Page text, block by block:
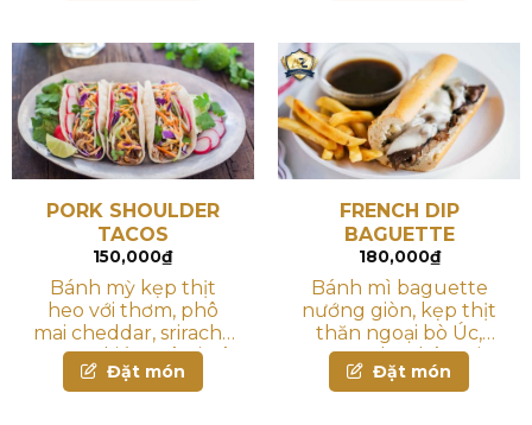
PORK SHOULDER
TACOS
150,000₫
Bánh mỳ kẹp thịt
heo với thơm, phô
mai cheddar, sriracha
nướng kiểu mê-xi-cô
dùng kèm sốt bơ,
Đặt món
FRENCH DIP
BAGUETTE
180,000₫
Bánh mì baguette
nướng giòn, kẹp thịt
thăn ngoại bò Úc,
Arugula, phô mai
cheddar và mù tạt
Đặt món